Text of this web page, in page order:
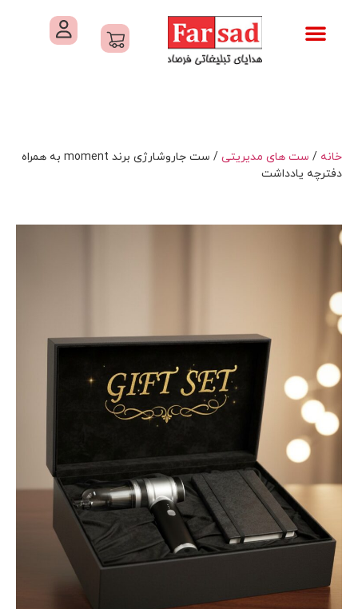
خانه / ست های مدیریتی
/ ست جاروشارژی برند moment به همراه
دفترچه یادداشت